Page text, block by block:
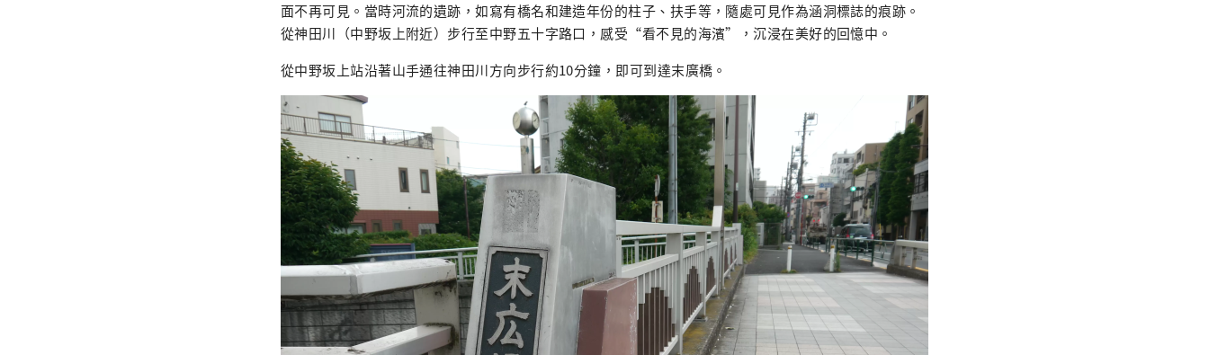
面不再可見。當時河流的遺跡，如寫有橋名和建造年份的柱子、扶手等，隨處可見作為涵洞標誌的痕跡。
從神田川（中野坂上附近）步行至中野五十字路口，感受“看不見的海濱”，沉浸在美好的回憶中。
從中野坂上站沿著山手通往神田川方向步行約10分鐘，即可到達末廣橋。